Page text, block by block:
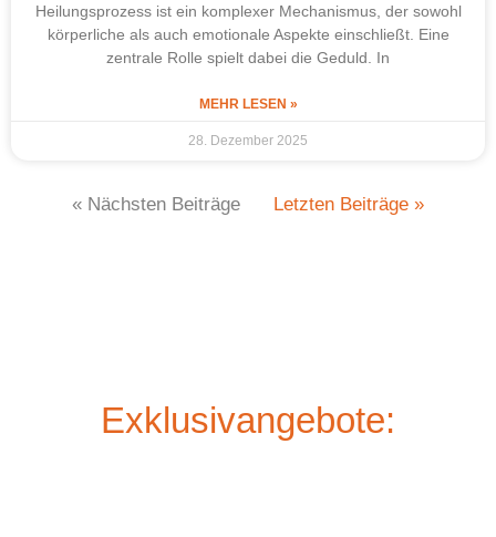
Heilungsprozess ist ein komplexer Mechanismus, der sowohl
körperliche als auch emotionale Aspekte einschließt. Eine
zentrale Rolle spielt dabei die Geduld. In
MEHR LESEN »
28. Dezember 2025
« Nächsten Beiträge Letzten Beiträge »
Exklusivangebote: